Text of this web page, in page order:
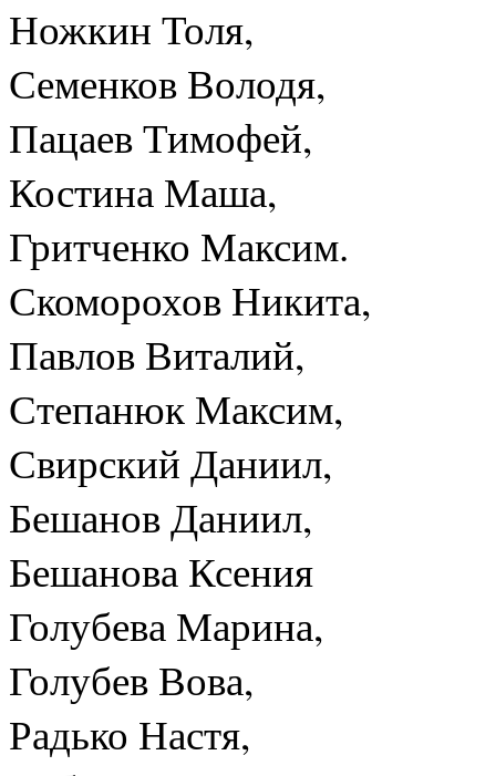
Ножкин Толя,
Семенков Володя,
Пацаев Тимофей,
Костина Маша,
Гритченко Максим.
Скоморохов Никита,
Павлов Виталий,
Степанюк Максим,
Свирский Даниил,
Бешанов Даниил,
Бешанова Ксения
Голубева Марина,
Голубев Вова,
Радько Настя,